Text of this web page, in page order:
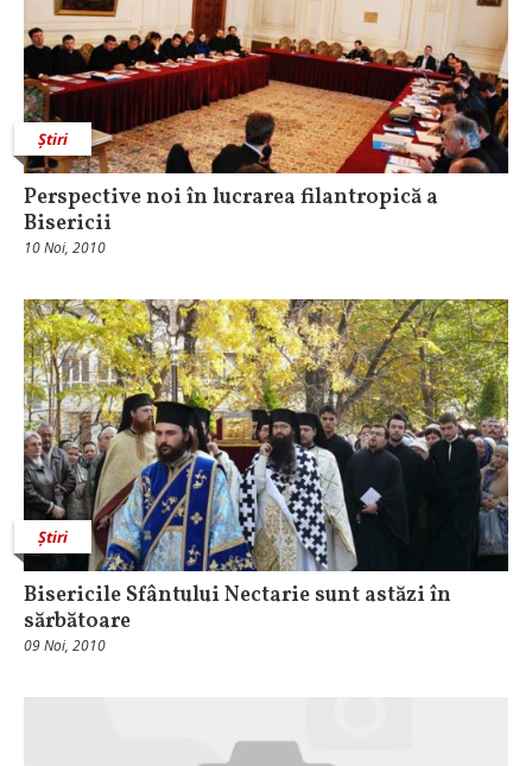
Știri
Perspective noi în lucrarea filantropică a
Bisericii
10 Noi, 2010
Știri
Bisericile Sfântului Nectarie sunt astăzi în
sărbătoare
09 Noi, 2010